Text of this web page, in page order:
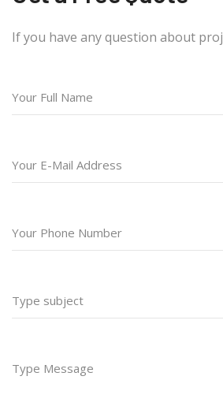
If you have any question about